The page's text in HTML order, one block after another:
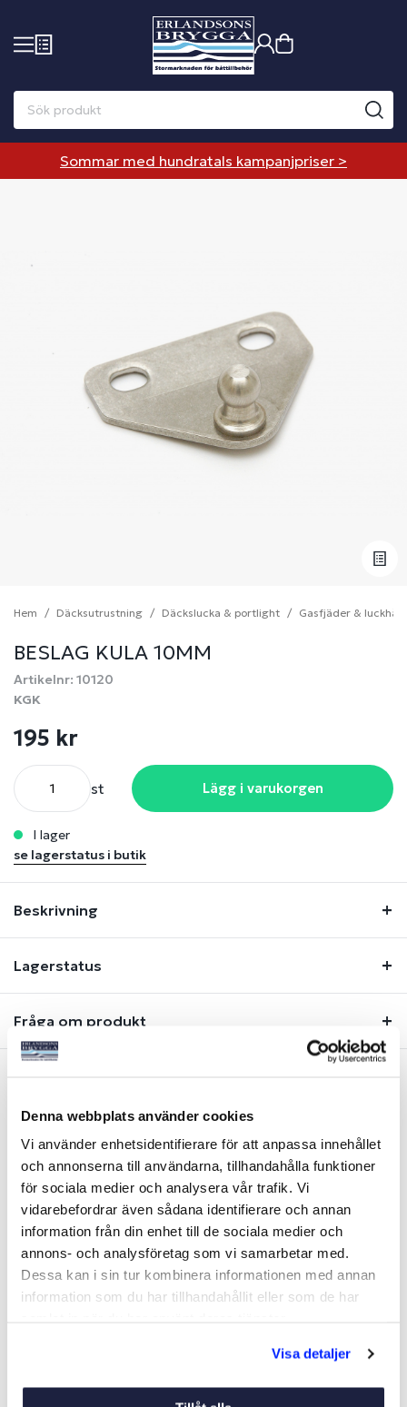
Denna webbplats använder cookies
Vi använder enhetsidentifierare för att anpassa innehållet
och annonserna till användarna, tillhandahålla funktioner
för sociala medier och analysera vår trafik. Vi
vidarebefordrar även sådana identifierare och annan
information från din enhet till de sociala medier och
annons- och analysföretag som vi samarbetar med.
Dessa kan i sin tur kombinera informationen med annan
information som du har tillhandahållit eller som de har
Visa detaljer
Sommar med hundratals kampanjpriser >
Hem Däcksutrustning Däckslucka & portlight Gasfjäder &
BESLAG KULA 10MM
Artikelnr: 10120
KGK
195 kr
st Lägg i varukorgen
i lager
se lagerstatus i butik
Beskrivning
Lagerstatus
Fråga om produkt
Liknande produkter
Från 499 kr